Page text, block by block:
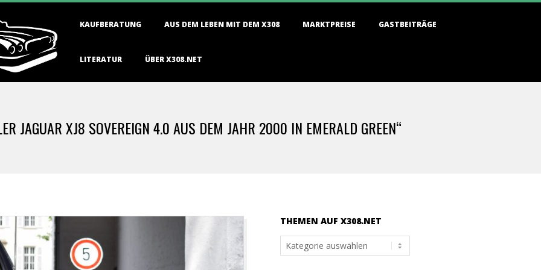
KAUFBERATUNG AUS DEM LEBEN MIT DEM X308 MARKTPREISE GASTBEITRÄGE
LITERATUR ÜBER X308.NET
JAGUAR XJ8 SOVEREIGN 4.0 AUS DEM JAHR 2000 IN EMERALD GREEN“
THEMEN AUF X308.NET
Themen
auf